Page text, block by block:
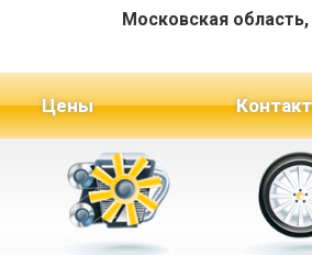
Московская область,
Цены